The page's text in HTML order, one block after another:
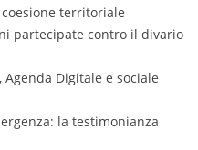
territoriale
partecipate contro il divario
Agenda Digitale e sociale
la testimonianza